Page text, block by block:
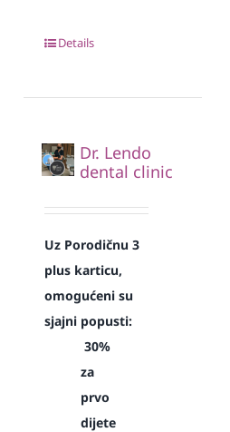
Details
Dr. Lendo
dental clinic
Uz Porodičnu 3
plus karticu,
omogućeni su
sjajni popusti:
30%
za
prvo
dijete